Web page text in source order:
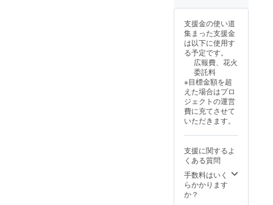
ます。
④市川
まつり
オリジ
ナルポ
ロシャ
ツ1枚
サイズ
S,M,L
市川町
ページ
で、協
賛企業
名のご
紹介を
させて
いただ
きま
す。 ※
備考欄
に企業
名の記
願いし
ます。
④市川
まつり
オリジ
支援金の使い道
集まった支援金
は以下に使用す
る予定です。
広報費、花火
委託料
※目標金額を超
えた場合はプロ
ジェクトの運営
費に充てさせて
いただきます。
支援に関するよ
くある質問
手数料はいく
らかかります
か？